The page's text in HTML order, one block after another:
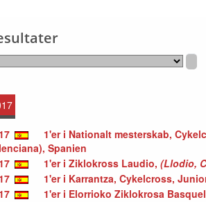
1'er i Nationalt mesterskab,
Spanien
1'er i Ziklokross Laudio, (Llodio,
1'er i Karrantza, Cykelcross,
1'er i Elorrioko Ziklokrosa